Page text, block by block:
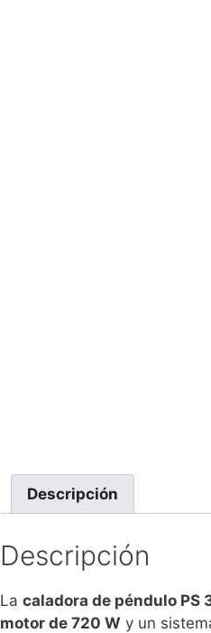
Descripción
Descripción
La caladora de péndulo PS
motor de 720 W y un